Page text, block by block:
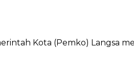
Kota (Pemko) Langsa